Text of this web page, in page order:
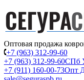
Оптовая продажа
+7 (963) 312-99-60
+7 (963) 312-99-60СПб
+7 (911) 160-00-73Опт